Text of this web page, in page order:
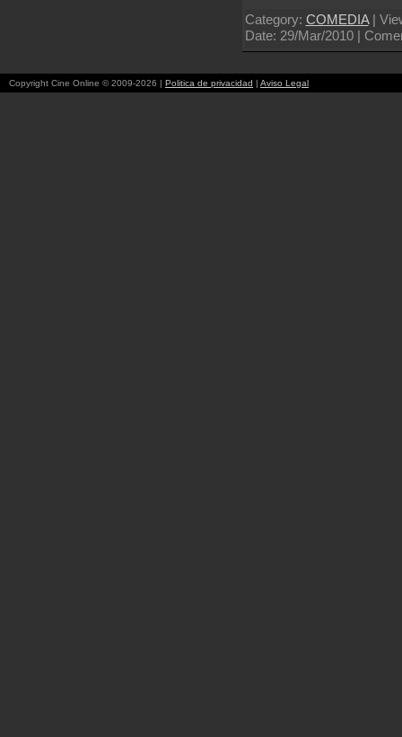
Category: COMEDIA|
Date: 29/Mar/2010|
Copyright Cine Online © 2009-2026 | Politica de privacidad | Aviso Legal